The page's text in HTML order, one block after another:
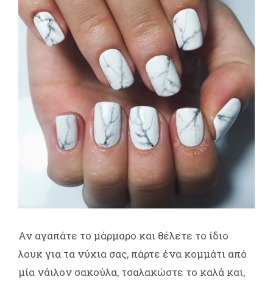
Αν αγαπάτε το μάρμαρο και θέλετε το ίδιο
λουκ για τα νύχια σας, πάρτε ένα κομμάτι από
μία νάιλον σακούλα, τσαλακώστε το καλά και,